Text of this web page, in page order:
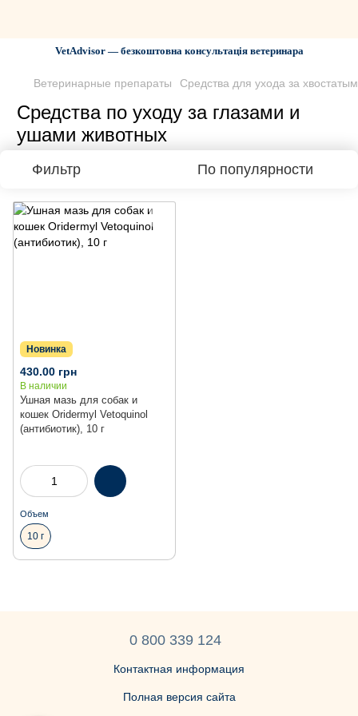
VetAdvisor — безкоштовна консультація ветеринара
Ветеринарные препараты Средства для ухода за
Средства по уходу за глазами и
ушами животных
Фильтр По популярности
Новинка
Ушная мазь для собак и
кошек Oridermyl Vetoquinol
(антибиотик), 10 г
430.00 грн
В наличии
Объем
10 г
0 800 339 124
Контактная информация
Полная версия сайта